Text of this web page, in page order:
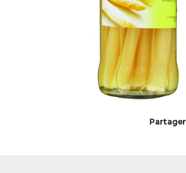
Partager